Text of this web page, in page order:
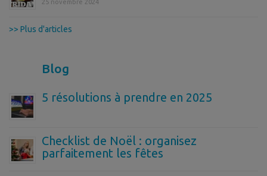
25 novembre 2024
>> Plus d'articles
Blog
5 résolutions à prendre en 2025
Checklist de Noël : organisez
parfaitement les fêtes